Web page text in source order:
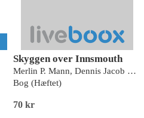
Skyggen over Innsmouth
Merlin P. Mann, Dennis Jacob Hess Rosenfeld
Bog (Hæftet)
70 kr